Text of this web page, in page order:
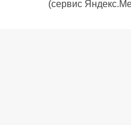
(сервис